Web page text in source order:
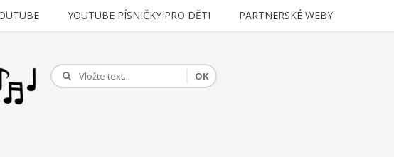
YOUTUBE PÍSNIČKY PRO DĚTI PARTNERSKÉ WEBY